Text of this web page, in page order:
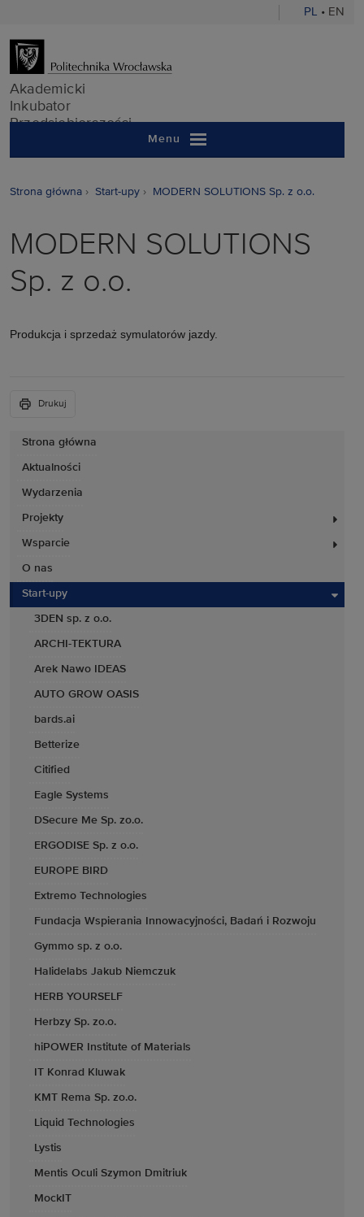
PL • EN
Akademicki
Akademicki
Inkubator
Przedsiębiorczości
Menu
Strona główna
Aktualności
Wydarzenia
Projekty
Wsparcie
O nas
Start-upy
3DEN sp. z o.o.
ARCHI-TEKTURA
Arek Nawo IDEAS
AUTO GROW OASIS
bards.ai
Betterize
Citified
Eagle Systems
DSecure Me Sp. zo.o.
ERGODISE Sp. z o.o.
EUROPE BIRD
Extremo Technologies
Fundacja Wspierania Innowacyjności, Badań i Rozwoju
Gymmo sp. z o.o.
Halidelabs Jakub Niemczuk
HERB YOURSELF
Herbzy Sp. zo.o.
hiPOWER Institute of Materials
IT Konrad Kluwak
KMT Rema Sp. zo.o.
Liquid Technologies
Lystis
Mentis Oculi Szymon Dmitriuk
MockIT
Strona główna Start-upy MODERN SOLUTIONS Sp. z o.o.
MODERN SOLUTIONS
Sp. z o.o.
Produkcja i sprzedaż symulatorów jazdy.
Drukuj